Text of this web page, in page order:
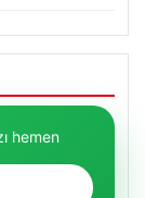
hemen